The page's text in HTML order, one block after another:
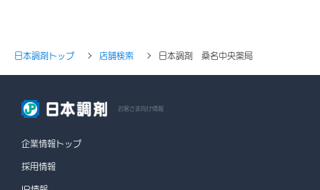
日本調剤トップ 店舗検索 日本調剤 桑名中央薬局
お客さま向け情報
企業情報トップ
採用情報